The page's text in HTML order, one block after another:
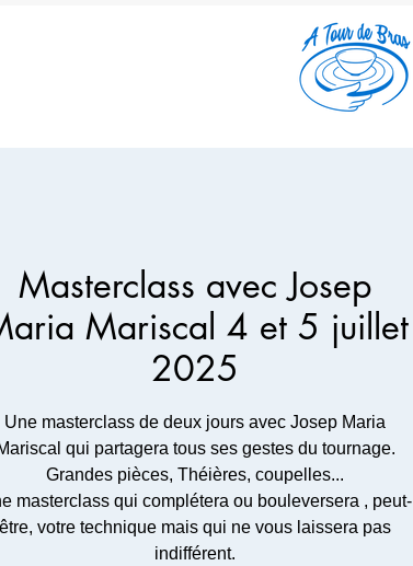
Masterclass avec Josep
Mariscal 4 et 5 juillet
2025
Une masterclass de deux jours avec Josep Maria
qui partagera tous ses gestes du tournage.
Grandes pièces, Théières, coupelles...
masterclass qui complétera ou bouleversera , peut-
être, votre technique mais qui ne vous laissera pas